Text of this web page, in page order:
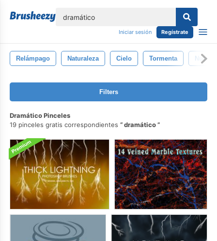
Iniciar sesión Regístrate
Relámpago Naturaleza Cielo Tormenta Nube
Filters
Dramático Pinceles
19 pinceles gratis correspondientes
dramático